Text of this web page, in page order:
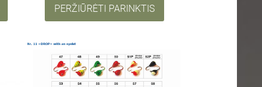
PERŽIŪRĖTI PARINKTIS